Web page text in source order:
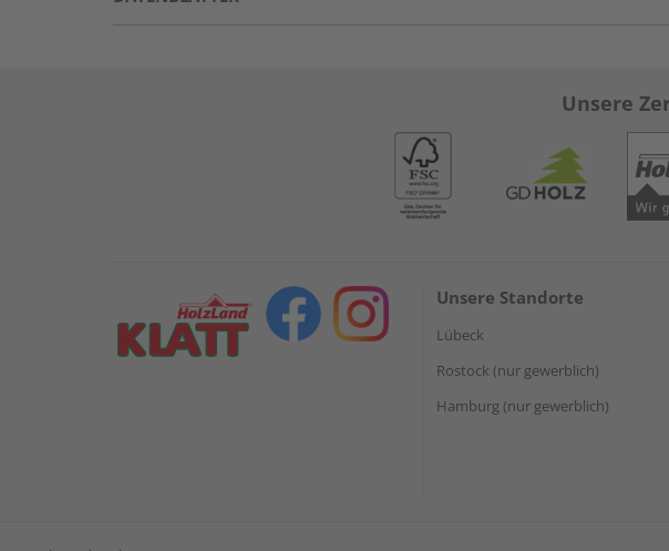
Unsere
Unsere Standorte
Lübeck
Rostock (nur gewerblich)
Hamburg (nur gewerblich)